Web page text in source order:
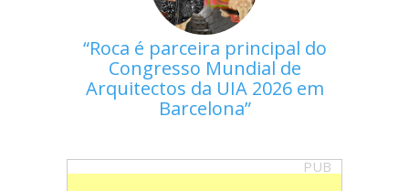
Roca é parceira principal do
Congresso Mundial de
Arquitectos da UIA 2026 em
Barcelona
PUB